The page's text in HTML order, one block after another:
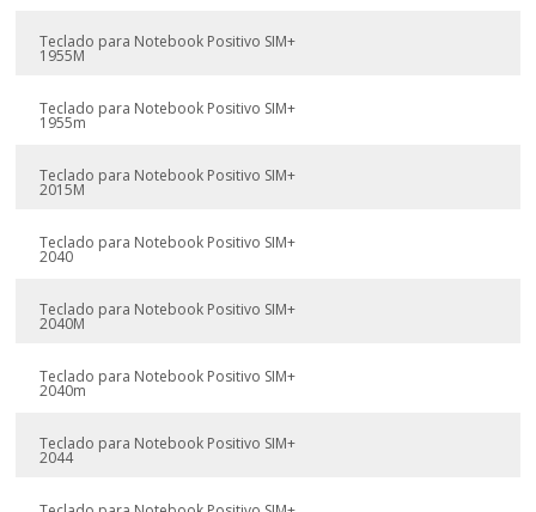
Teclado para Notebook Positivo SIM+
1955M
Teclado para Notebook Positivo SIM+
1955m
Teclado para Notebook Positivo SIM+
2015M
Teclado para Notebook Positivo SIM+
2040
Teclado para Notebook Positivo SIM+
2040M
Teclado para Notebook Positivo SIM+
2040m
Teclado para Notebook Positivo SIM+
2044